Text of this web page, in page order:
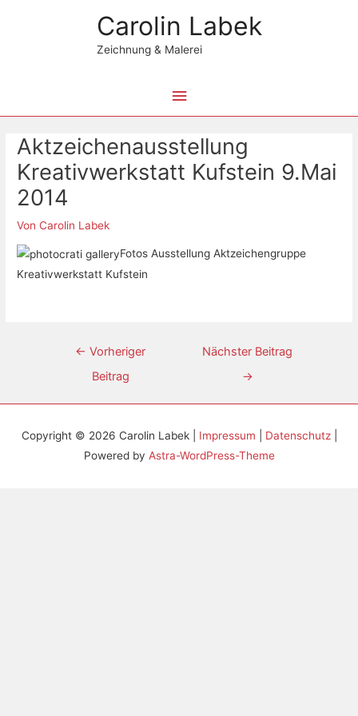
Carolin Labek
Zeichnung & Malerei
Hauptmenü
Aktzeichenausstellung
Kreativwerkstatt Kufstein 9.Mai
2014
VonCarolin Labek
Fotos Ausstellung Aktzeichengruppe
Kreativwerkstatt Kufstein
← Vorheriger
Beitrag
Nächster Beitrag
→
Copyright © 2026 Carolin Labek| Impressum Datenschutz|
Powered by Astra-WordPress-Theme